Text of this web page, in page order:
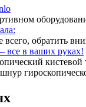
обратить
все в ваших руках!